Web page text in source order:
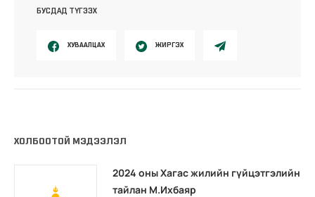
БУСДАД ТҮГЭЭХ
ХУВААЛЦАХ ЖИРГЭХ
ХОЛБООТОЙ МЭДЭЭЛЭЛ
2024 оны Хагас жилийн гүйцэтгэлийн
тайлан М.Ихбаяр